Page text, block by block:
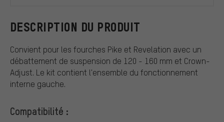
DESCRIPTION DU PRODUIT
Convient pour les fourches Pike et Revelation avec un
débattement de suspension de 120 - 160 mm et Crown-
Adjust. Le kit contient l'ensemble du fonctionnement
interne gauche.
Compatibilité :